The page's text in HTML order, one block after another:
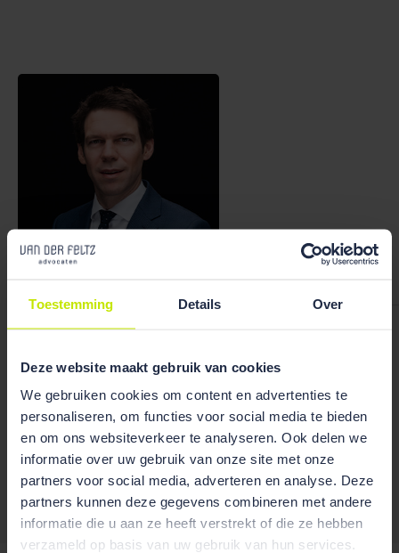
Toestemming Details Over
Deze website maakt gebruik van cookies
We gebruiken cookies om content en advertenties te
personaliseren, om functies voor social media te bieden
en om ons websiteverkeer te analyseren. Ook delen we
informatie over uw gebruik van onze site met onze
partners voor social media, adverteren en analyse. Deze
partners kunnen deze gegevens combineren met andere
informatie die u aan ze heeft verstrekt of die ze hebben
verzameld op basis van uw gebruik van hun services.
Ruben Wiegerink
Bekijk team
Publicaties
/